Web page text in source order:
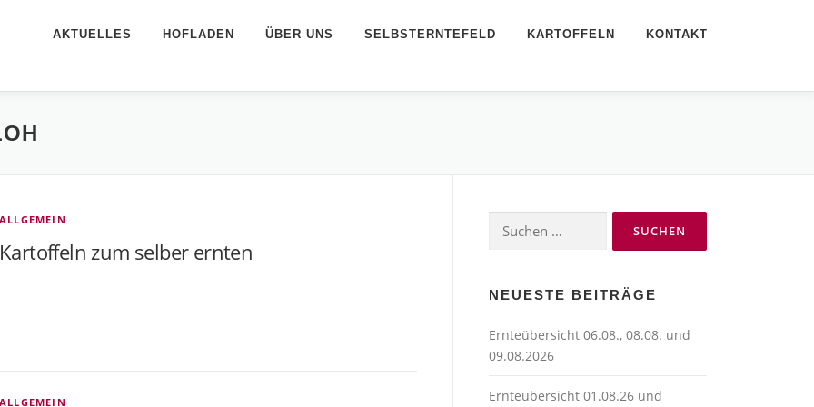
AKTUELLES HOFLADEN ÜBER UNS SELBSTERNTEFELD KARTOFFELN KONTAKT
ALLGEMEIN
Kartoffeln zum selber ernten
ALLGEMEIN
Suchen
nach:
NEUESTE BEITRÄGE
Ernteübersicht 06.08., 08.08. und
09.08.2026
Ernteübersicht 01.08.26 und